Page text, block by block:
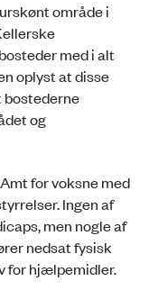
område i
med i alt
oplyst at disse
bostederne
og
for voksne med
Ingen af
men nogle af
nedsat fysisk
for hjælpemidler.